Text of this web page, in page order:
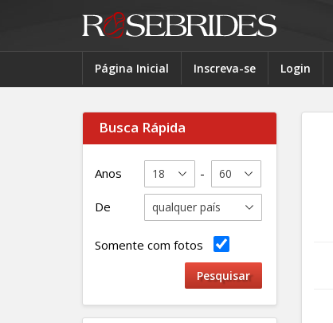
Página Inicial Inscreva-se Login
Busca Rápida
Anos -
De
Somente com fotos